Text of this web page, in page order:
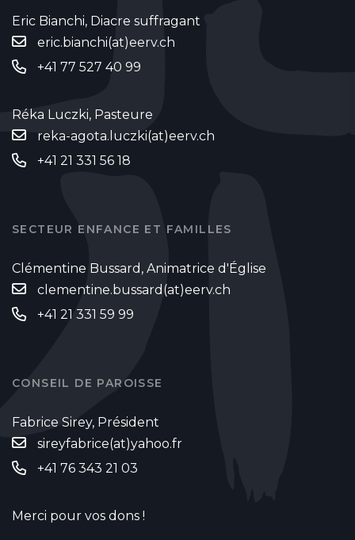
Eric Bianchi, Diacre suffragant
eric.bianchi(at)eerv.ch
+41 77 527 40 99
Réka Luczki, Pasteure
reka-agota.luczki(at)eerv.ch
+41 21 331 56 18
SECTEUR ENFANCE ET FAMILLES
Clémentine Bussard, Animatrice d'Église
clementine.bussard(at)eerv.ch
+41 21 331 59 99
CONSEIL DE PAROISSE
Fabrice Sirey, Président
sireyfabrice(at)yahoo.fr
‭+41 76 343 21 03‬
Merci pour vos dons !